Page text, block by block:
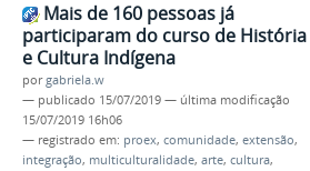
Mais de 160 pessoas já
participaram do curso de História
e Cultura Indígena
porgabriela.w
— publicado 15/07/2019 — última modificação
15/07/2019 16h06
— registrado em: proex, comunidade, extensão,
integração, multiculturalidade, arte, cultura,